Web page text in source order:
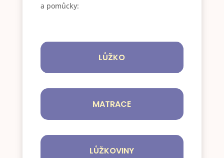
a pomůcky:
LŮŽKO
MATRACE
LŮŽKOVINY